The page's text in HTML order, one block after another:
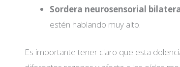
Sordera neurosensorial
estén hablando muy alto.
Es importante tener claro que esta